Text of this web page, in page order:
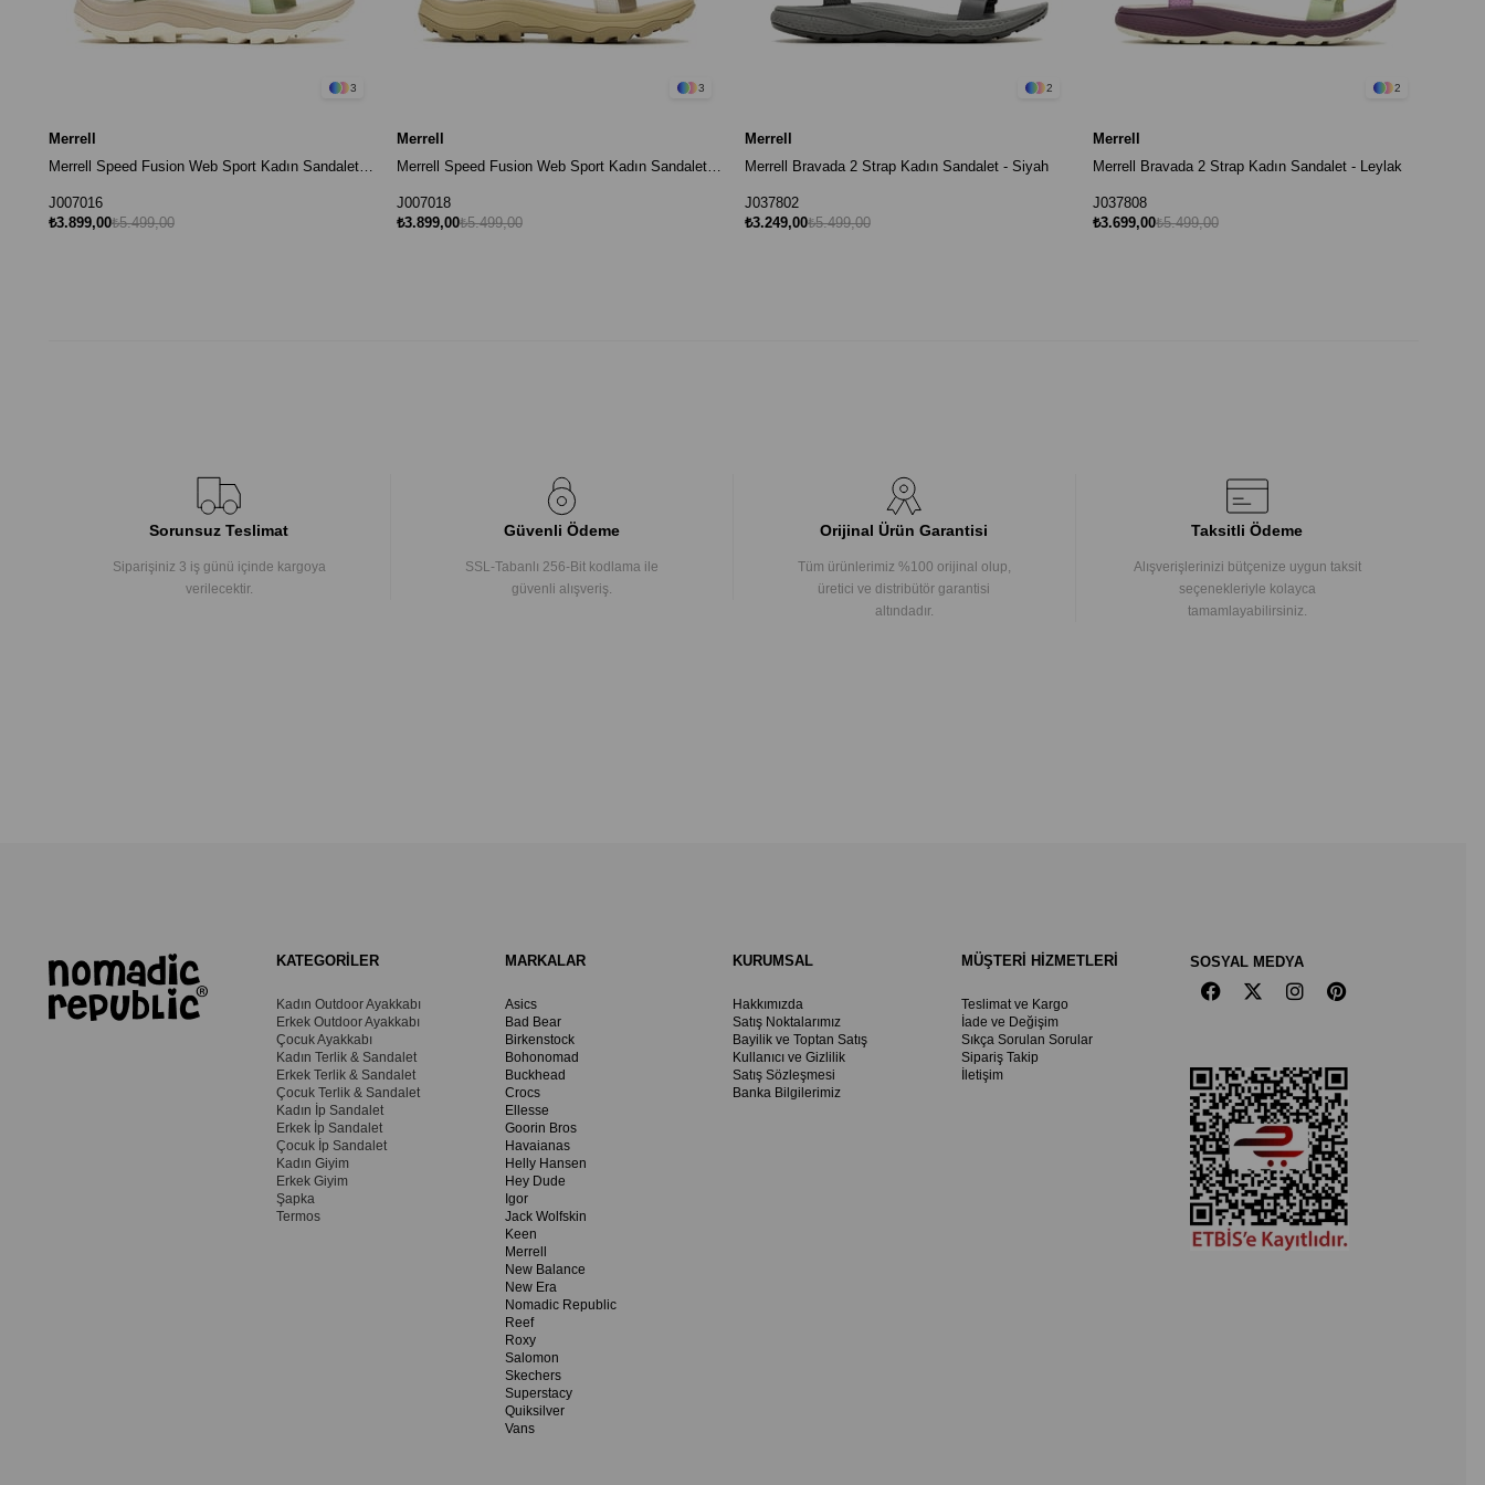
3
Merrell
Merrell Speed Fusion Web Sport Kadın Sandalet - Açık Yeşil
J007016
₺3.899,00₺5.499,00
3
Merrell
Merrell Speed Fusion Web Sport Kadın Sandalet - Açık Bej
J007018
₺3.899,00₺5.499,00
2
Merrell
Merrell Bravada 2 Strap Kadın Sandalet - Siyah
J037802
₺3.249,00₺5.499,00
2
Merrell
Merrell Bravada 2 Strap Kadın Sandalet - Leylak
J037808
₺3.699,00₺5.499,00
Sorunsuz Teslimat
Siparişiniz 3 iş günü içinde kargoya
verilecektir.
Güvenli Ödeme
SSL-Tabanlı 256-Bit kodlama ile
güvenli alışveriş.
Orijinal Ürün Garantisi
Tüm ürünlerimiz %100 orijinal olup,
üretici ve distribütör garantisi
altındadır.
Taksitli Ödeme
Alışverişlerinizi bütçenize uygun taksit
seçenekleriyle kolayca
tamamlayabilirsiniz.
KATEGORİLER
Kadın Outdoor Ayakkabı
Erkek Outdoor Ayakkabı
Çocuk Ayakkabı
Kadın Terlik & Sandalet
Erkek Terlik & Sandalet
Çocuk Terlik & Sandalet
Kadın İp Sandalet
Erkek İp Sandalet
Çocuk İp Sandalet
Kadın Giyim
Erkek Giyim
Şapka
Termos
MARKALAR
Asics
Bad Bear
Birkenstock
Bohonomad
Buckhead
Crocs
Ellesse
Goorin Bros
Havaianas
Helly Hansen
Hey Dude
Igor
Jack Wolfskin
Keen
Merrell
New Balance
New Era
Nomadic Republic
Reef
Roxy
Salomon
Skechers
Superstacy
Quiksilver
Vans
KURUMSAL
Hakkımızda
Satış Noktalarımız
Bayilik ve Toptan Satış
Kullanıcı ve Gizlilik
Satış Sözleşmesi
Banka Bilgilerimiz
MÜŞTERİ HİZMETLERİ
Teslimat ve Kargo
İade ve Değişim
Sıkça Sorulan Sorular
Sipariş Takip
İletişim
SOSYAL MEDYA